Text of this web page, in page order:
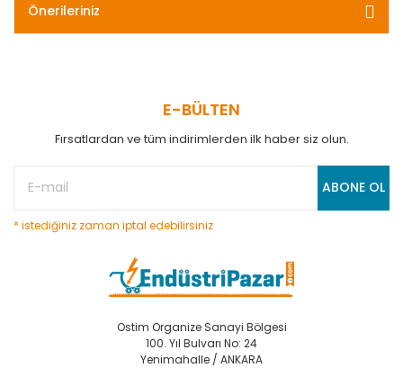
Önerileriniz
E-BÜLTEN
Fırsatlardan ve tüm indirimlerden ilk haber siz olun.
ABONE OL
* istediğiniz zaman iptal edebilirsiniz
Ostim Organize Sanayi Bölgesi
100. Yıl Bulvarı No: 24
Yenimahalle / ANKARA